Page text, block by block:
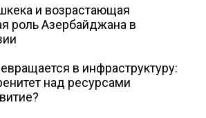
и возрастающая
роль Азербайджана в
в инфраструктуру:
над ресурсами